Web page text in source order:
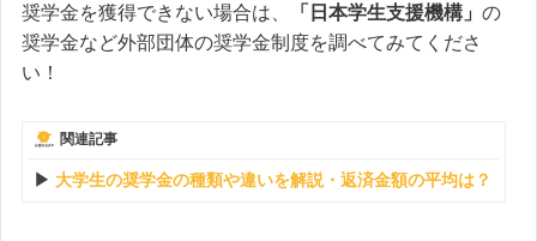
奨学金を獲得できない場合は、
「日本学生支援機構」 の
奨学金など外部団体の奨学金制度を調べてみてくださ
い！
関連記事
大学生の奨学金の種類や違いを解説・返済金額の平均は？